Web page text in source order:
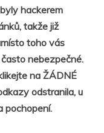
hackerem
takže již
toho vás
nebezpečné.
na ŽÁDNÉ
odstranila, u
pochopení.